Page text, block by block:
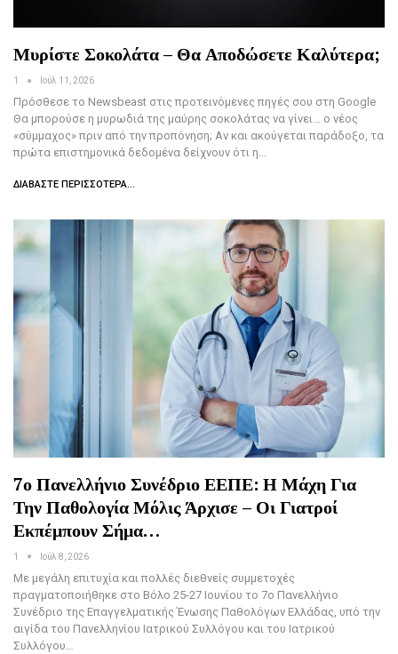
Μυρίστε Σοκολάτα – Θα Αποδώσετε Καλύτερα;
1 Ιούλ 11, 2026
Πρόσθεσε το Newsbeast στις προτεινόμενες πηγές σου στη Google
Θα μπορούσε η μυρωδιά της μαύρης σοκολάτας να γίνει… ο νέος
«σύμμαχος» πριν από την προπόνηση; Αν και ακούγεται παράδοξο, τα
πρώτα επιστημονικά δεδομένα δείχνουν ότι η…
ΔΙΑΒΆΣΤΕ ΠΕΡΙΣΣΌΤΕΡΑ...
7ο Πανελλήνιο Συνέδριο ΕΕΠΕ: Η Μάχη Για
Την Παθολογία Μόλις Άρχισε – Οι Γιατροί
Εκπέμπουν Σήμα…
1 Ιούλ 8, 2026
Με μεγάλη επιτυχία και πολλές διεθνείς συμμετοχές
πραγματοποιήθηκε στο Βόλο 25-27 Ιουνίου το 7ο Πανελλήνιο
Συνέδριο της Επαγγελματικής Ένωσης Παθολόγων Ελλάδας, υπό την
αιγίδα του Πανελληνίου Ιατρικού Συλλόγου και του Ιατρικού
Συλλόγου…